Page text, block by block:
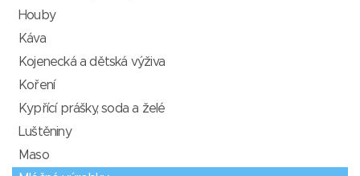
Houby
Káva
Kojenecká a dětská výživa
Koření
Kypřící prášky, soda a želé
Luštěniny
Maso